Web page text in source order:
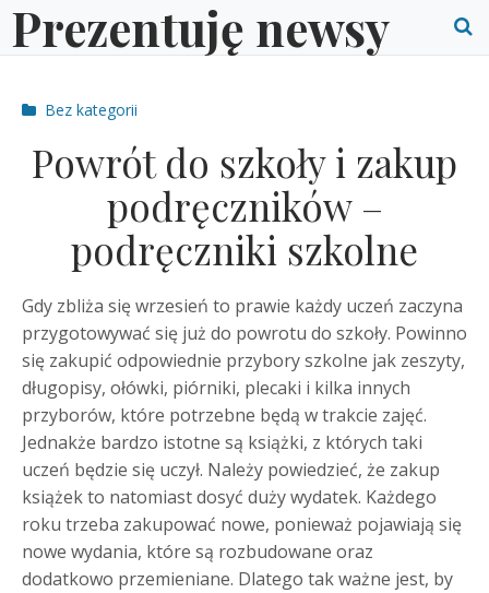
Skip
toPrezentuję newsy
Post
Bez kategorii
Powrót do szkoły i zakup
podręczników –
podręczniki szkolne
Gdy zbliża się wrzesień to prawie każdy uczeń zaczyna
przygotowywać się już do powrotu do szkoły. Powinno
się zakupić odpowiednie przybory szkolne jak zeszyty,
długopisy, ołówki, piórniki, plecaki i kilka innych
przyborów, które potrzebne będą w trakcie zajęć.
Jednakże bardzo istotne są książki, z których taki
uczeń będzie się uczył. Należy powiedzieć, że zakup
książek to natomiast dosyć duży wydatek. Każdego
roku trzeba zakupować nowe, ponieważ pojawiają się
nowe wydania, które są rozbudowane oraz
dodatkowo przemieniane. Dlatego tak ważne jest, by